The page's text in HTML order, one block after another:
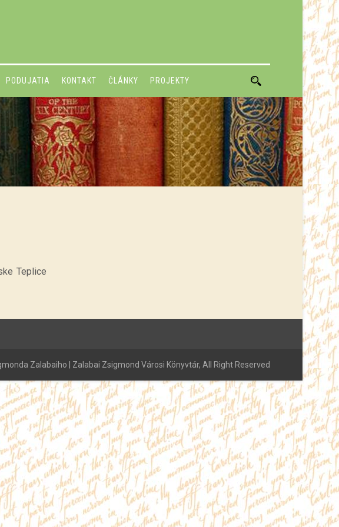
PODUJATIA KONTAKT ČLÁNKY PROJEKTY
Teplice
Zalabaiho | Zalabai Zsigmond Városi Könyvtár, All Right Reserved